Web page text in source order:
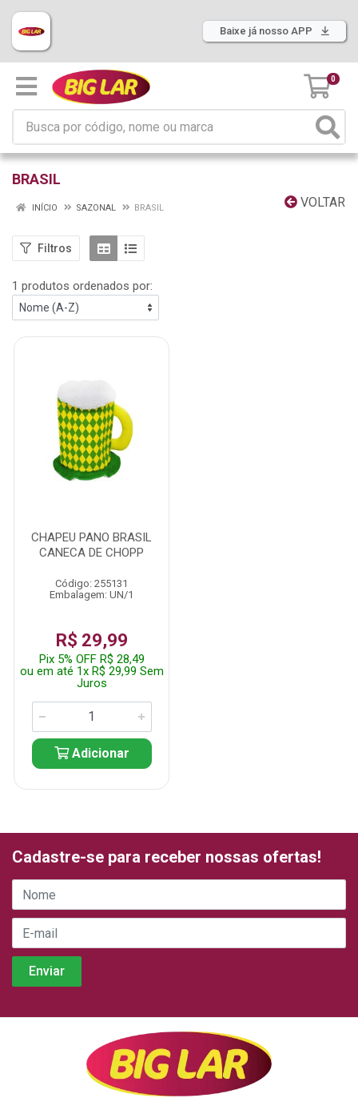
Baixe já nosso APP
0
BRASIL
VOLTAR
INÍCIO SAZONAL BRASIL
Filtros
1 produtos ordenados por:
CHAPEU PANO BRASIL
CANECA DE CHOPP
Código: 255131
Embalagem: UN/1
R$ 29,99
Pix 5% OFF R$ 28,49
ou em até 1x R$ 29,99 Sem
Juros
Adicionar
Cadastre-se para receber nossas ofertas!